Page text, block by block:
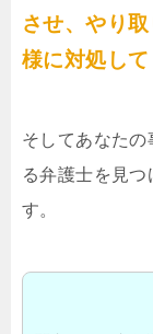
させ、やり
様に対処して
そしてあなた
る弁護士を見
す。